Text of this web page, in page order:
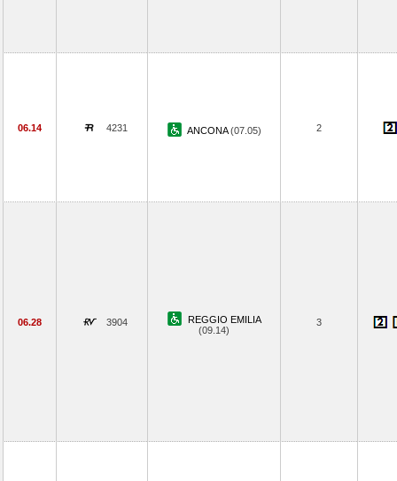
06.14 4231 ANCONA(07.05) 2
06.28 3904
REGGIO EMILIA
(09.14)
3